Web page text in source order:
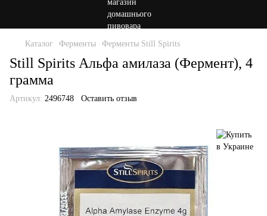
Каталог Ферменты Ферменты Still Spirits
Still Spirits Альфа амилаза (Фермент), 4
грамма
Артикул: 2496748 Оставить отзыв